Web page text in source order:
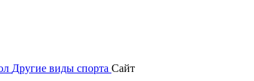
Другие виды спорта Сайт